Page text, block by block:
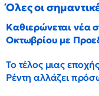
Όλες οι
Καθιερώνεται νέα
Οκτωβρίου με
Το τέλος μιας
Ρέντη αλλάζει